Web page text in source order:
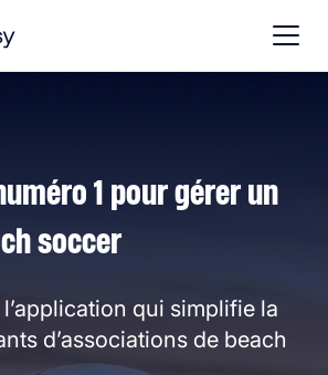
1 pour gérer un
soccer
qui simplifie la
d’associations de beach